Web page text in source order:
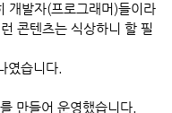
개발자(프로그래머)들이라
콘텐츠는 식상하니 할 필
였습니다.
만들어 운영했습니다.